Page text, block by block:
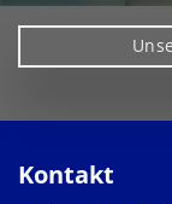
Kontakt